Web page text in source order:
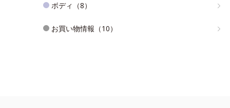
ボディ（8）
お買い物情報（10）